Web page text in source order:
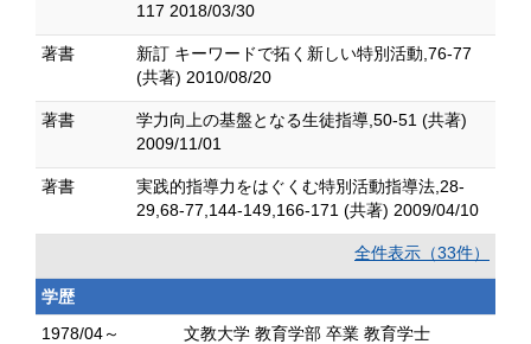
117 2018/03/30
著書
新訂 キーワードで拓く新しい特別活動,76-77
(共著) 2010/08/20
著書
学力向上の基盤となる生徒指導,50-51 (共著)
2009/11/01
著書
実践的指導力をはぐくむ特別活動指導法,28-
29,68-77,144-149,166-171 (共著) 2009/04/10
全件表示（33件）
学歴
1978/04～
文教大学 教育学部 卒業 教育学士